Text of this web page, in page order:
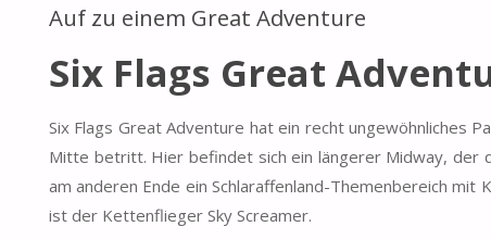
Auf zu einem Great Adventure
Six Flags Great
Six Flags Great Adventure hat ein recht ungewöhnliches
Mitte betritt. Hier befindet sich ein längerer Midway, der
am anderen Ende ein Schlaraffenland-Themenbereich
ist der Kettenflieger Sky Screamer.